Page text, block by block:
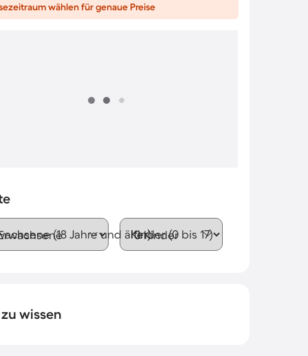
wählen für genaue Preise
(18 Jahre und älter)Kinder (0 bis 17)
wissen